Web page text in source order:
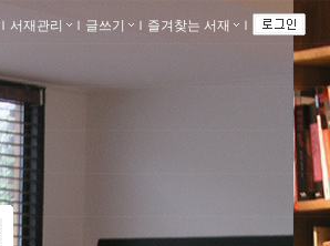
ｌ 서재관리 ｌ 글쓰기 ｌ 즐겨찾는 서재 ｌ